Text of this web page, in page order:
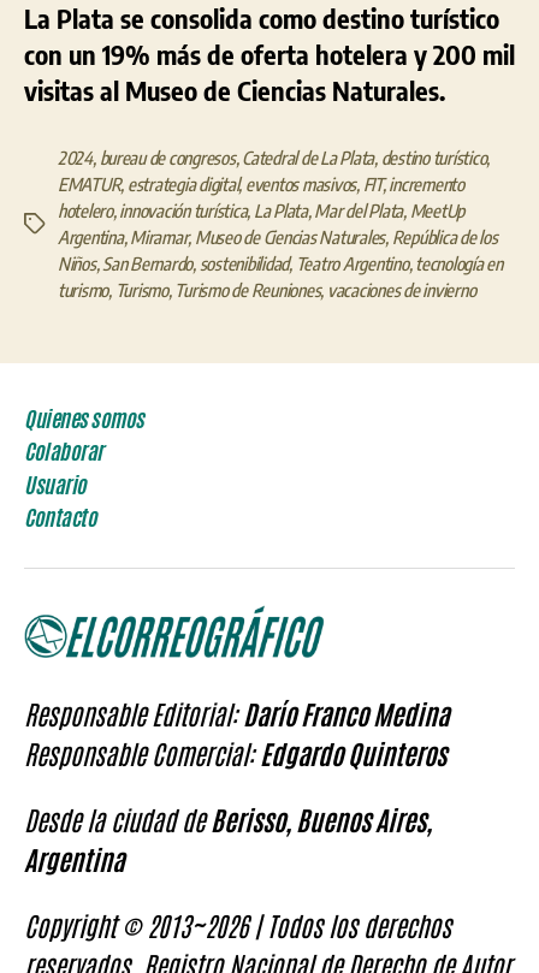
La Plata se consolida como destino turístico
con un 19% más de oferta hotelera y 200 mil
visitas al Museo de Ciencias Naturales.
Etiquetas
2024, bureau de congresos,Catedral de La Plata, destino turístico,
EMATUR, estrategia digital,eventos masivos, FIT,incremento
hotelero,innovación turística, La Plata,Mar del Plata, MeetUp
Argentina,Miramar, Museo de Ciencias Naturales, República de los
Niños,San Bernardo, sostenibilidad, Teatro Argentino,tecnología en
turismo, Turismo, Turismo de Reuniones, vacaciones de invierno
Quienes somos
Colaborar
Usuario
Contacto
Responsable Editorial:Darío Franco Medina
Responsable Comercial:Edgardo Quinteros
Desde la ciudad deBerisso, Buenos Aires,
Argentina
Copyright © 2013~2026 | Todos los derechos
reservados. Registro Nacional de Derecho de Autor